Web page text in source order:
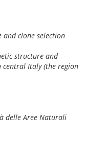
and clone selection
structure and
central Italy (the region
delle Aree Naturali